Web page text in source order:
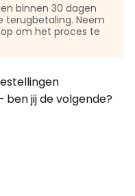
binnen 30 dagen
terugbetaling. Neem
om het proces te
jij de volgende?